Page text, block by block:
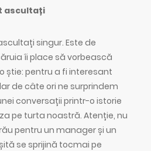
ascultați
singur. Este de
îi place să vorbească
știe: pentru a fi interesant
de câte ori ne surprindem
conversații printr-o istorie
pe turta noastră. Atenție, nu
pentru un manager și un
se sprijină tocmai pe